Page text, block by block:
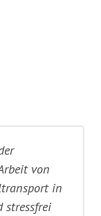
von
in
stressfrei